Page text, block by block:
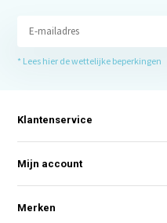
* Lees hier de wettelijke beperkingen
Klantenservice
Mijn account
Merken